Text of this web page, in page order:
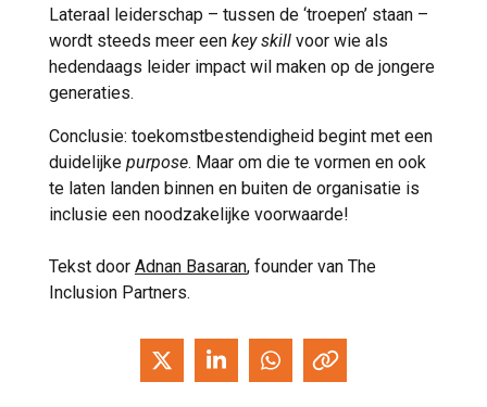
Lateraal leiderschap – tussen de ‘troepen’ staan –
wordt steeds meer een key skill voor wie als
hedendaags leider impact wil maken op de jongere
generaties.
Conclusie: toekomstbestendigheid begint met een
duidelijke purpose. Maar om die te vormen en ook
te laten landen binnen en buiten de organisatie is
inclusie een noodzakelijke voorwaarde!
Tekst door Adnan Basaran, founder van The
Inclusion Partners.